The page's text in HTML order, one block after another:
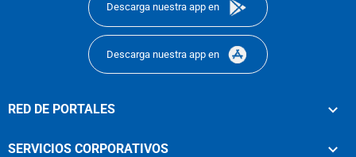
Descarga nuestra app en
Descarga nuestra app en
RED DE PORTALES
SERVICIOS CORPORATIVOS